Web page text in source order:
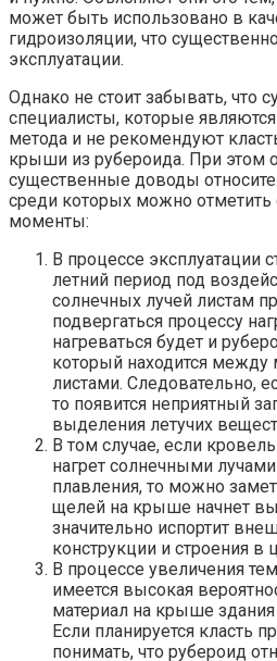
может быть использовано в
гидроизоляции, что
эксплуатации.
Однако не стоит забывать, что
специалисты, которые
метода и не рекомендуют
крыши из рубероида. При этом
существенные доводы
среди которых можно
моменты:
В процессе эксплуатации
летний период под
солнечных лучей листам
подвергаться процессу
нагреваться будет и
который находится между
листами. Следовательно,
то появится неприятный
выделения летучих
В том случае, если
нагрет солнечными
плавления, то можно
щелей на крыше начнет
значительно испортит
конструкции и строения в
В процессе увеличения
имеется высокая
материал на крыше
Если планируется класть
понимать, что рубероид